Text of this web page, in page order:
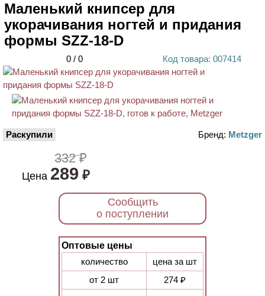
Маленький книпсер для
укорачивания ногтей и придания
формы SZZ-18-D
0 / 0 Код товара: 007414
Раскупили Бренд: Metzger
332 ₽
Цена 289 ₽
Сообщить
о поступлении
Оптовые цены
количество
цена за шт
от 2 шт
274 ₽